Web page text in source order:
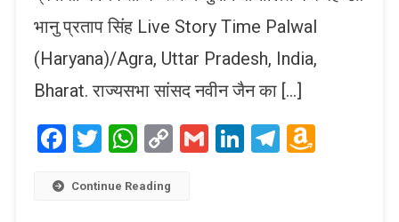
भानु प्रताप सिंह Live Story Time Palwal
(Haryana)/Agra, Uttar Pradesh, India,
Bharat. राज्यसभा सांसद नवीन जैन का […]
Facebook
Twitter
WhatsApp
CopyGmailLinkedIn
Telegram
Continue Reading